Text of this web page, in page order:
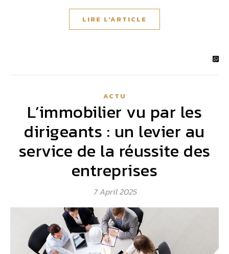
LIRE L'ARTICLE
ACTU
L’immobilier vu par les
dirigeants : un levier au
service de la réussite des
entreprises
7 April 2025